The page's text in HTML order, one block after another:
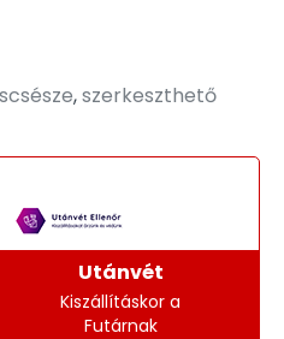
,szerkeszthető
Utánvét
Kiszállításkor a
Futárnak